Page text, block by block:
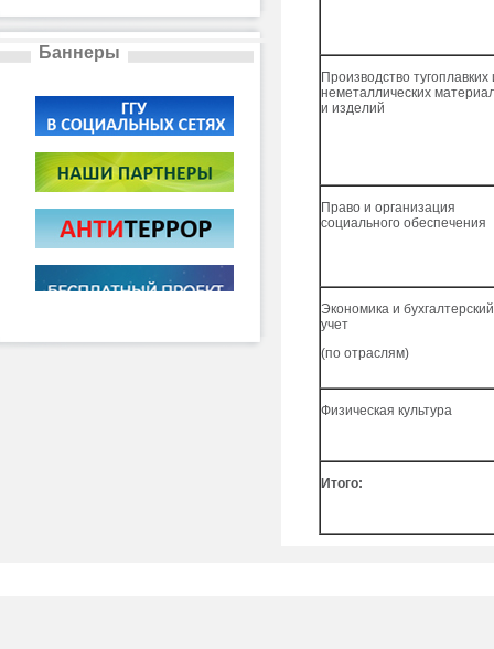
Баннеры
Производство тугоплавких
неметаллических
и изделий
Право и организация
социального обеспечения
Экономика и бухгалтерский
учет
(по отраслям)
Физическая культура
Итого: